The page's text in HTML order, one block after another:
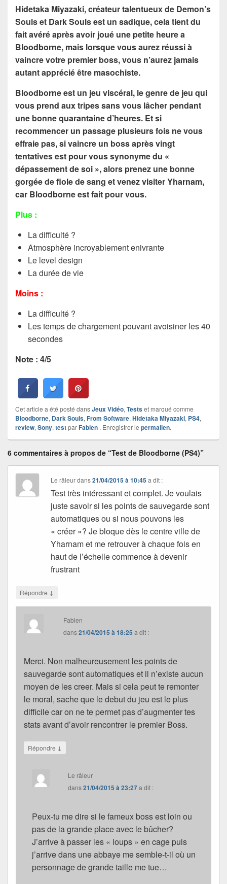
Hidetaka Miyazaki, créateur talentueux de Demon’s
Souls et Dark Souls est un sadique, cela tient du
fait avéré après avoir joué une petite heure a
Bloodborne, mais lorsque vous aurez réussi à
vaincre votre premier boss, vous n’aurez jamais
autant apprécié être masochiste.
Bloodborne est un jeu viscéral, le genre de jeu qui
vous prend aux tripes sans vous lâcher pendant
une bonne quarantaine d’heures. Et si
recommencer un passage plusieurs fois ne vous
effraie pas, si vaincre un boss après vingt
tentatives est pour vous synonyme du «
dépassement de soi », alors prenez une bonne
gorgée de fiole de sang et venez visiter Yharnam,
car Bloodborne est fait pour vous.
Plus :
La difficulté ?
Atmosphère incroyablement enivrante
Le level design
La durée de vie
Moins :
La difficulté ?
Les temps de chargement pouvant avoisiner les 40
secondes
Note : 4/5
Cet article a été posté dansJeux Vidéo, Testset marqué comme
Bloodborne, Dark Souls, From Software, Hidetaka Miyazaki, PS4,
review, Sony, testparFabien . Enregistrer le permalien.
6 commentaires à propos de “Test de Bloodborne (PS4)”
Le râleurdans21/04/2015 à 10:45 a dit :
Test très intéressant et complet. Je voulais
juste savoir si les points de sauvegarde sont
automatiques ou si nous pouvons les
« créer »? Je bloque dès le centre ville de
Yharnam et me retrouver à chaque fois en
haut de l’échelle commence à devenir
frustrant
Répondre ↓
Fabien
dans21/04/2015 à 18:25 a dit :
Merci. Non malheureusement les points de
sauvegarde sont automatiques et il n’existe aucun
moyen de les creer. Mais si cela peut te remonter
le moral, sache que le debut du jeu est le plus
difficile car on ne te permet pas d’augmenter tes
stats avant d’avoir rencontrer le premier Boss.
Répondre ↓
Le râleur
dans21/04/2015 à 23:27a dit :
Peux-tu me dire si le fameux boss est loin ou
pas de la grande place avec le bûcher?
J’arrive à passer les « loups » en cage puis
j’arrive dans une abbaye me semble-t-il où un
personnage de grande taille me tue…